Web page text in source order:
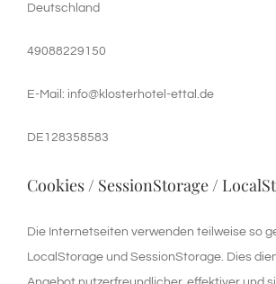
Deutschland
49088229150
E-Mail: info@klosterhotel-ettal.de
DE128358583
Cookies / SessionStorage /
Die Internetseiten verwenden teilweise so
LocalStorage und SessionStorage. Dies